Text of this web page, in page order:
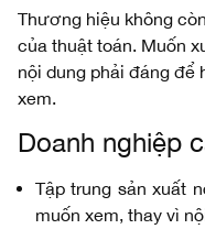
Thương hiệu không
của thuật toán. Muốn
nội dung phải đáng để
xem.
Doanh nghiệp
Tập trung sản xuất
muốn xem, thay vì